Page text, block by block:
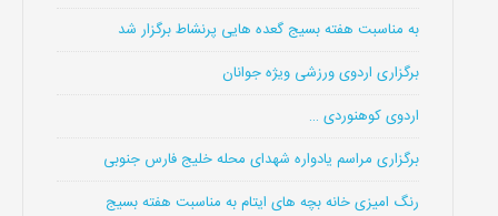
به مناسبت هفته بسیج گعده هایی پرنشاط برگزار شد
برگزاری اردوی ورزشی ویژه جوانان
اردوی کوهنوردی …
برگزاری مراسم یادواره شهدای محله خلیج فارس جنوبی
رنگ امیزی خانه بچه های ایتام به مناسبت هفته بسیج